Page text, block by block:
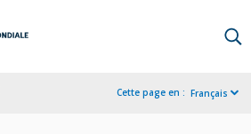
Cette page en : Français